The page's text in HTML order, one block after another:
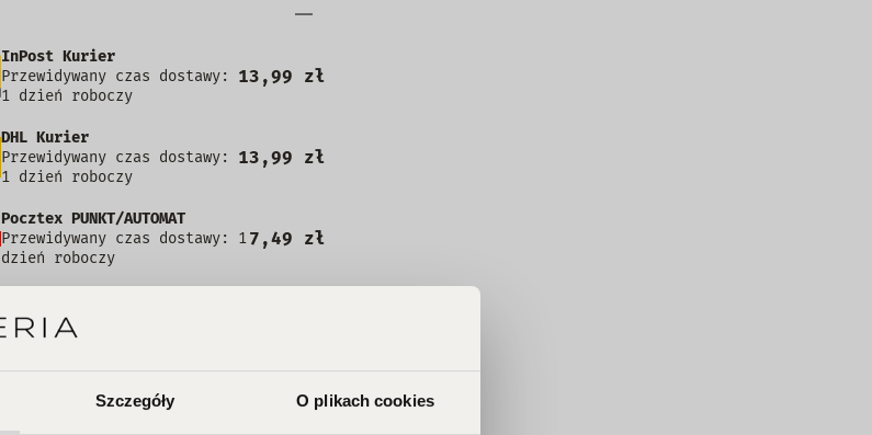
Szczegóły O plikach cookies
InPost Kurier
Przewidywany czas dostawy:
1 dzień roboczy
13,99 zł
DHL Kurier
Przewidywany czas dostawy:
1 dzień roboczy
13,99 zł
Pocztex PUNKT/AUTOMAT
Przewidywany czas dostawy: 1
dzień roboczy
7,49 zł
Kurier za pobraniem